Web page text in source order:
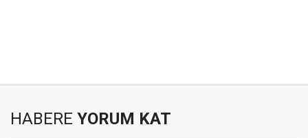
HABERE YORUM KAT